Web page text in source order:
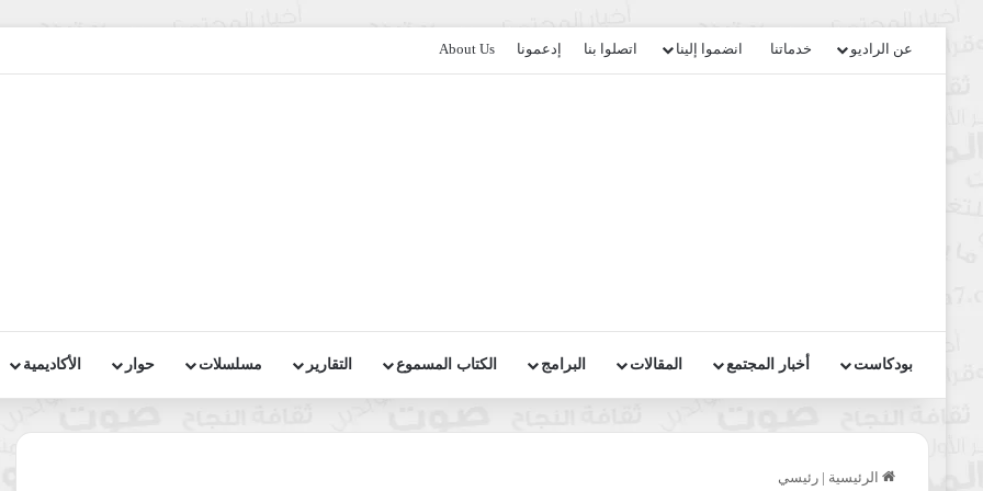
عن الراديو خدماتنا انضموا إلينا اتصلوا بنا إدعمونا About Us
بودكاست أخبار المجتمع المقالات البرامج الكتاب المسموع التقارير مسلسلات حوار الأكاديمية
الرئيسية | رئيسي